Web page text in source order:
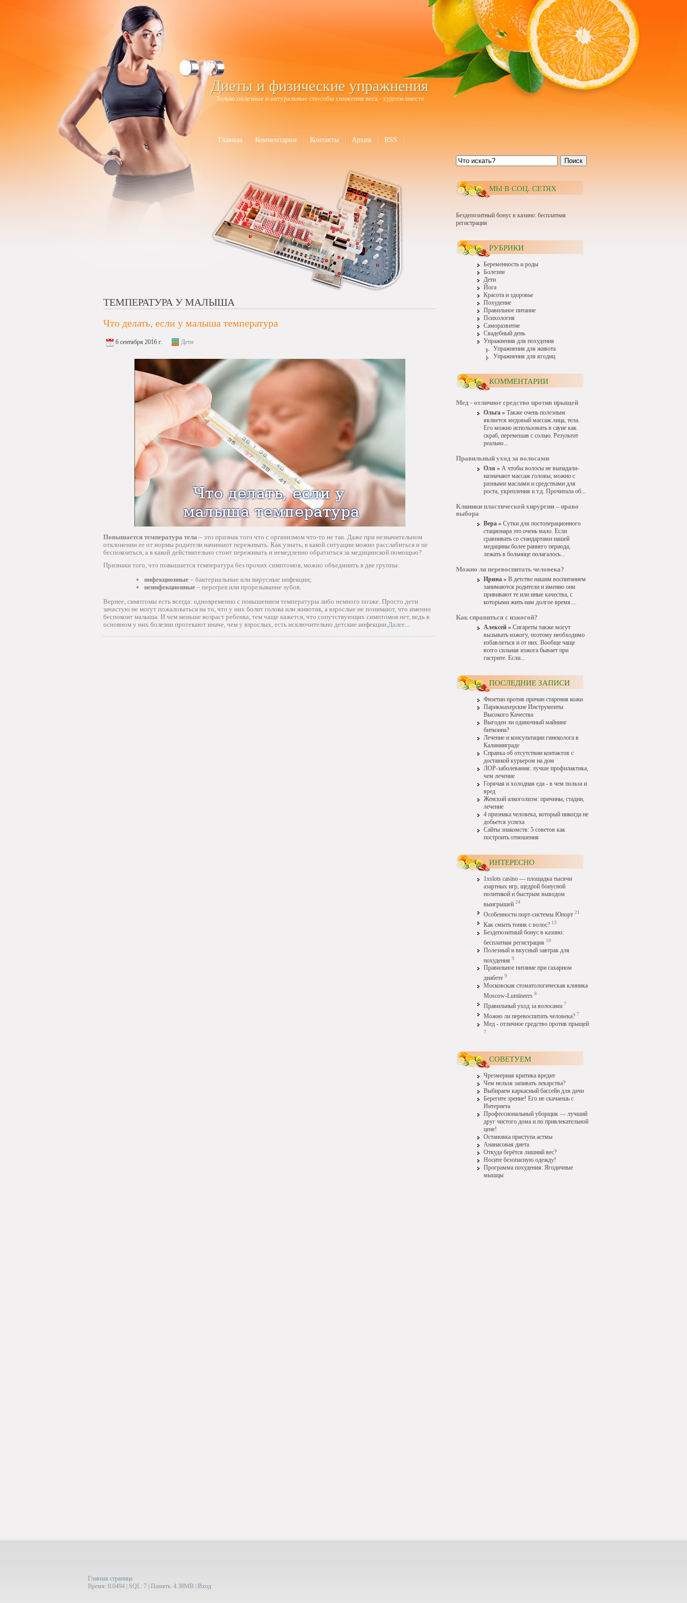
Диеты и физические упражнения
Только полезные и натуральные способы снижения веса - худеем вместе
Главная Комментарии Контакты Архив RSS
ТЕМПЕРАТУРА У МАЛЫША
Что делать, если у малыша температура
6 сентября 2016 г. Дети
Повышается температура тела – это признак того что с организмом что-то не так. Даже при незначительном
отклонении ее от нормы родители начинают переживать. Как узнать, в какой ситуации можно расслабиться и не
беспокоиться, а в какой действительно стоит переживать и немедленно обратиться за медицинской помощью?
Признаки того, что повышается температура без прочих симптомов, можно объединить в две группы:
инфекционные – бактериальные или вирусные инфекции;
неинфекционные – перегрев или прорезывание зубов.
Вернее, симптомы есть всегда: одновременно с повышением температуры либо немного позже. Просто дети
зачастую не могут пожаловаться на то, что у них болит голова или животик, а взрослые не понимают, что именно
беспокоит малыша. И чем меньше возраст ребенка, тем чаще кажется, что сопутствующих симптомов нет, ведь в
основном у них болезни протекают иначе, чем у взрослых, есть исключительно детские инфекции.Далее...
Поиск
МЫ В СОЦ. СЕТЯХ
Бездепозитный бонус в казино: бесплатная
регистрация
РУБРИКИ
Беременность и роды
Болезни
Дети
Йога
Красота и здоровье
Похудение
Правильное питание
Психология
Саморазвитие
Свадебный день
Упражнения для похудения
Упражнения для живота
Упражнения для ягодиц
КОММЕНТАРИИ
Мед - отличное средство против прыщей
Ольга » Также очень полезным
является медовый массаж лица, тела.
Его можно использовать в сауне как
скраб, перемешав с солью. Результат
реально...
Правильный уход за волосами
Оля » А чтобы волосы не выпадали-
назначают массаж головы, можно с
разными маслами и средствами для
роста, укрепления и т.д. Прочитала об...
Клиники пластической хирургии – право
выбора
Вера » Сутки для постоперационного
стационара это очень мало. Если
сравнивать со стандартами нашей
медицины более раннего периода,
лежать в больнице полагалось...
Можно ли перевоспитать человека?
Ирина » В детстве нашим воспитанием
занимаются родители и именно они
прививают те или иные качества, с
которыми жить нам долгое время....
Как справиться с изжогой?
Алексей » Сигареты также могут
вызывать изжогу, поэтому необходимо
избавляться и от них. Вообще чаще
всего сильная изжога бывает при
гастрите. Если...
ПОСЛЕДНИЕ ЗАПИСИ
Физетин против причин старения кожи
Парикмахерские Инструменты
Высокого Качества
Выгоден ли одиночный майнинг
биткоина?
Лечение и консультации гинеколога в
Калининграде
Справка об отсутствии контактов с
доставкой курьером на дом
ЛОР-заболевания: лучше профилактика,
чем лечение
Горячая и холодная еда - в чем польза и
вред
Женский алкоголизм: причины, стадии,
лечение
4 признака человека, который никогда не
добьется успеха
Сайты знакомств: 5 советов как
построить отношения
ИНТЕРЕСНО
1xslots casino — площадка тысячи
азартных игр, щедрой бонусной
политикой и быстрым выводом
выигрышей 24
Особенности порт-системы Юпорт 21
Как смыть тоник с волос? 13
Бездепозитный бонус в казино:
бесплатная регистрация 10
Полезный и вкусный завтрак для
похудения 9
Правильное питание при сахарном
диабете 9
Московская стоматологическая клиника
Moscow-Lumineers 8
Правильный уход за волосами 7
Можно ли перевоспитать человека? 7
Мед - отличное средство против прыщей
7
СОВЕТУЕМ
Чрезмерная критика вредит
Чем нельзя запивать лекарства?
Выбираем каркасный бассейн для дачи
Берегите зрение! Его не скачаешь с
Интернета
Профессиональный уборщик — лучший
друг чистого дома и по привлекательной
цене!
Остановка приступа астмы
Ананасовая диета
Откуда берётся лишний вес?
Носите безопасную одежду!
Программа похудения: Ягодичные
мышцы
Главная страница
Время: 0.0494 | SQL: 7 | Память: 4.38MB Вход